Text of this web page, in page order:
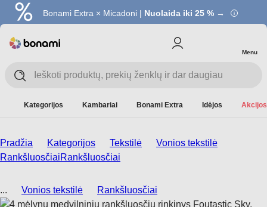
Bonami Extra × Micadoni | Nuolaida iki 25 % →
Menu
Kategorijos Kambariai Bonami Extra Idėjos
Pradžia Kategorijos Tekstilė
Vonios tekstilė
RankšluosčiaiRankšluosčiai
... Vonios tekstilė Rankšluosčiai